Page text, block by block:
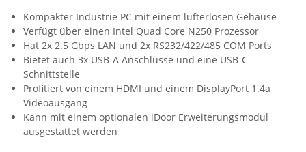
IEC Lock
Ihse
Kerlink
Kramer Electronics
KVM TEC
Legrand
Kompakter Industrie PC mit einem lüfterlosen Gehäuse
Verfügt über einen Intel Quad Core N250 Prozessor
Hat 2x 2.5 Gbps LAN und 2x RS232/422/485 COM Ports
Bietet auch 3x USB-A Anschlüsse und eine USB-C
Schnittstelle
Profitiert von einem HDMI und einem DisplayPort 1.4a
Videoausgang
Kann mit einem optionalen iDoor Erweiterungsmodul
ausgestattet werden